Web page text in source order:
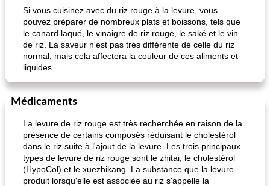
Si vous cuisinez avec du riz rouge à la levure, vous
pouvez préparer de nombreux plats et boissons, tels que
le canard laqué, le vinaigre de riz rouge, le saké et le vin
de riz. La saveur n'est pas très différente de celle du riz
normal, mais cela affectera la couleur de ces aliments et
liquides.
Médicaments
La levure de riz rouge est très recherchée en raison de la
présence de certains composés réduisant le cholestérol
dans le riz suite à l'ajout de la levure. Les trois principaux
types de levure de riz rouge sont le zhitai, le cholestérol
(HypoCol) et le xuezhikang. La substance que la levure
produit lorsqu'elle est associée au riz s'appelle la